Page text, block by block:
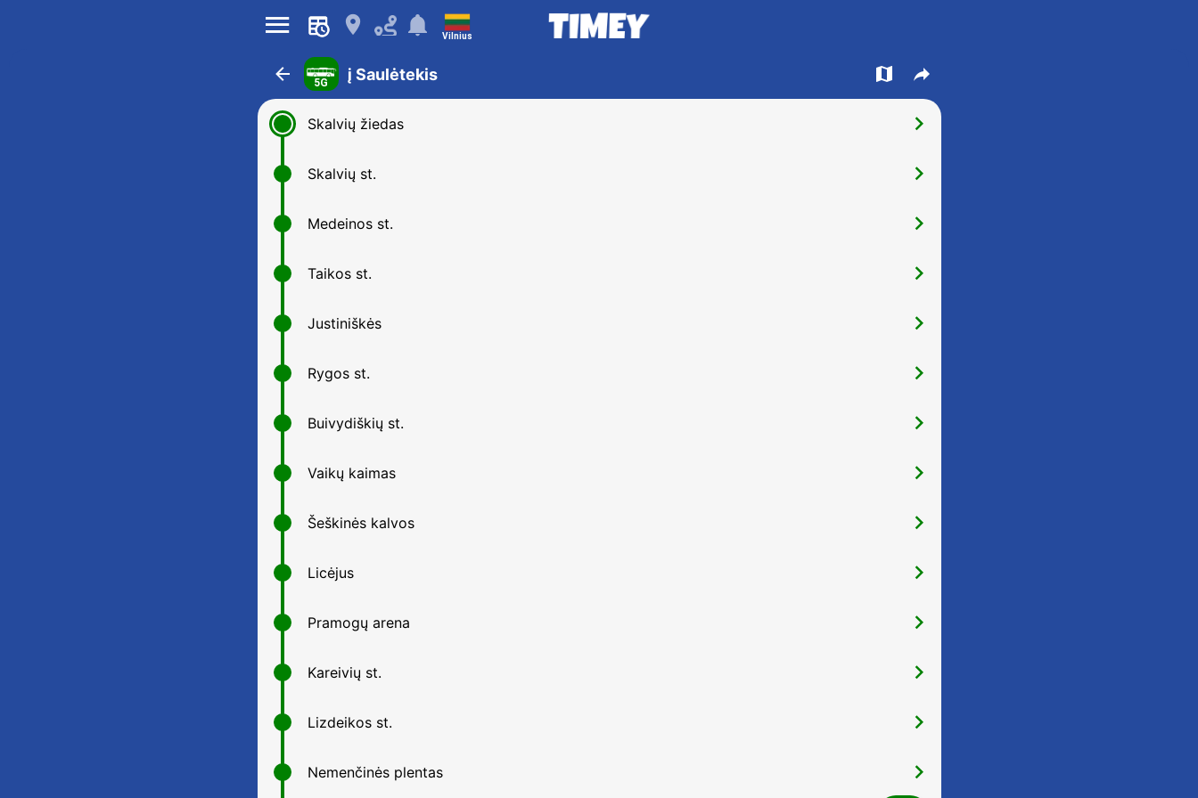
󰍜 󰍎 󰂚 Vilnius
󰁍 5G į Saulėtekis 󰍍 󰒖
Skalvių žiedas 󰅂
Skalvių st. 󰅂
Medeinos st. 󰅂
Taikos st. 󰅂
Justiniškės 󰅂
Rygos st. 󰅂
Buivydiškių st. 󰅂
Vaikų kaimas 󰅂
Šeškinės kalvos 󰅂
Licėjus 󰅂
Pramogų arena 󰅂
Kareivių st. 󰅂
Lizdeikos st. 󰅂
Nemenčinės plentas 󰅂